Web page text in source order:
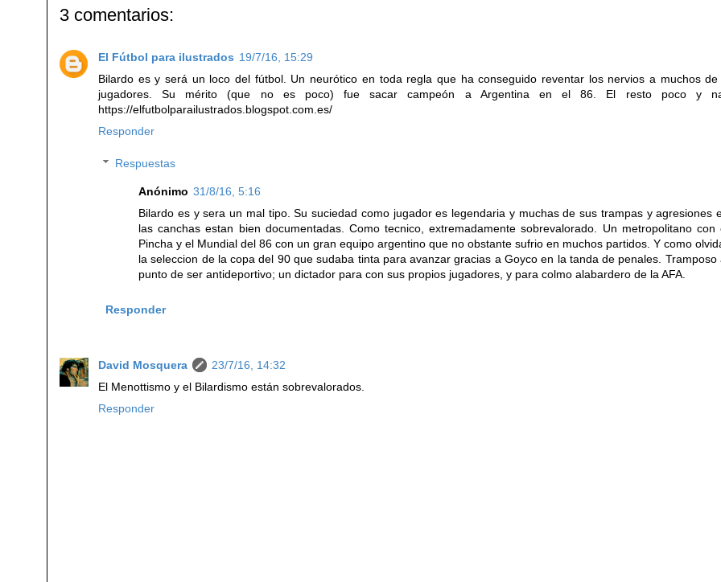
3 comentarios:
El Fútbol para ilustrados 19/7/16, 15:29
Bilardo es y será un loco del fútbol. Un neurótico en toda regla que ha conseguido reventar los nervios a muchos de
jugadores. Su mérito (que no es poco) fue sacar campeón a Argentina en el 86. El resto poco y
https://elfutbolparailustrados.blogspot.com.es/
Responder
Respuestas
Anónimo 31/8/16, 5:16
Bilardo es y sera un mal tipo. Su suciedad como jugador es legendaria y muchas de sus trampas y agresiones
las canchas estan bien documentadas. Como tecnico, extremadamente sobrevalorado. Un metropolitano con
Pincha y el Mundial del 86 con un gran equipo argentino que no obstante sufrio en muchos partidos. Y como
la seleccion de la copa del 90 que sudaba tinta para avanzar gracias a Goyco en la tanda de penales. Tramposo
punto de ser antideportivo; un dictador para con sus propios jugadores, y para colmo alabardero de la AFA.
Responder
David Mosquera
23/7/16, 14:32
El Menottismo y el Bilardismo están sobrevalorados.
Responder